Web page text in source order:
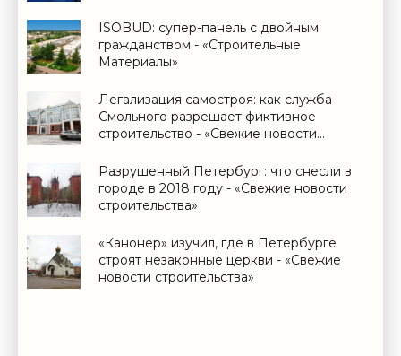
ISOBUD: супер-панель с двойным
гражданством - «Строительные
Материалы»
Легализация самостроя: как служба
Смольного разрешает фиктивное
строительство - «Свежие новости
Разрушенный Петербург: что снесли в
городе в 2018 году - «Свежие новости
строительства»
«Канонер» изучил, где в Петербурге
строят незаконные церкви - «Свежие
новости строительства»